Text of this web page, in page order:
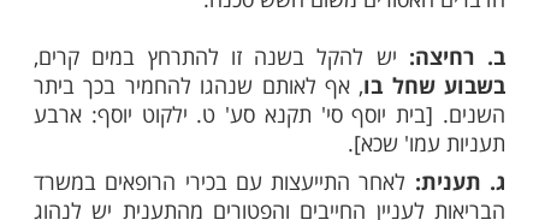
אחינו בית ישראל בארץ ובתפוצות, כיצד
בשנה זו בתענית תשעה באב, שיהפך עלינו
בהיות והנגיף מתפשוט והננו זקוקים
מרובים.
האסורים משום סכנה: למדונו חז"ל שיש
בין המצרים מכל דבר סכנה, מפני שהימים